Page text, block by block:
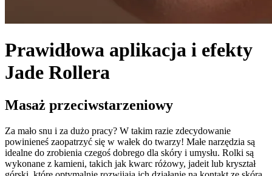
Prawidłowa aplikacja i efekty
Jade Rollera
Masaż przeciwstarzeniowy
Za mało snu i za dużo pracy? W takim razie zdecydowanie
powinieneś zaopatrzyć się w wałek do twarzy! Małe narzędzia są
idealne do zrobienia czegoś dobrego dla skóry i umysłu. Rolki są
wykonane z kamieni, takich jak kwarc różowy, jadeit lub kryształ